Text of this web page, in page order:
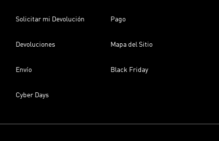
Solicitar mi Devolución Pago
Devoluciones Mapa del Sitio
Envío Black Friday
Cyber Days